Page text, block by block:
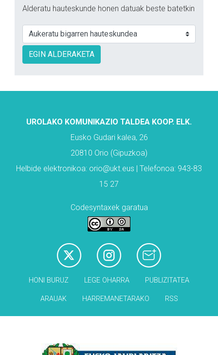
Alderatu hauteskunde honen datuak beste batetkin
EGIN ALDERAKETA
UROLAKO KOMUNIKAZIO TALDEA KOOP. ELK.
Eusko Gudari kalea, 26
20810 Orio (Gipuzkoa)
Helbide elektronikoa: orio@ukt.eus | Telefonoa: 943-83
15 27
Codesyntaxek garatua
HONI BURUZ LEGE OHARRA PUBLIZITATEA
ARAUAK HARREMANETARAKO RSS